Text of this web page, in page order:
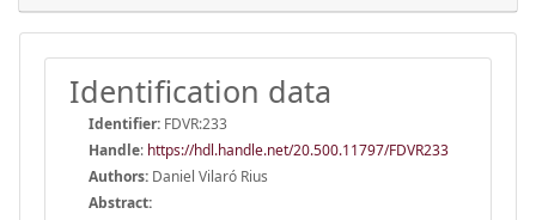
Identification data
Identifier: FDVR:233
Handle: https://hdl.handle.net/20.500.11797/FDVR233
Authors: Daniel Vilaró Rius
Abstract: